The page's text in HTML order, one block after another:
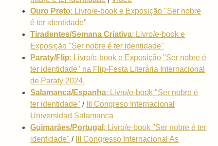
Ouro Preto: Livro/e-book e Exposição "Ser nobre
é ter identidade"
Tiradentes/Semana Criativa: Livro/e-book e
Exposição "Ser nobre é ter identidade"
Paraty/Flip: Livro/e-book e Exposição "Ser nobre é
ter identidade" na Flip-Festa Literária Internacional
de Paraty 2024.
Salamanca/Espanha: Livro/e-book "Ser nobre é
ter identidade" /
III Congreso Internacional
Universidad Salamanca
Guimarães/Portugal : Livro/e-book "Ser nobre é ter
identidade" /
III Congresso Internacional As